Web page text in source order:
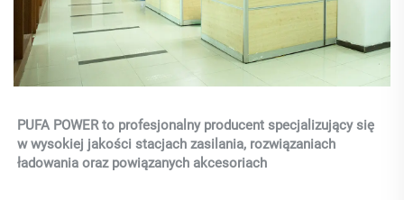
PUFA POWER to profesjonalny producent specjalizujący się
w wysokiej jakości stacjach zasilania, rozwiązaniach
ładowania oraz powiązanych akcesoriach